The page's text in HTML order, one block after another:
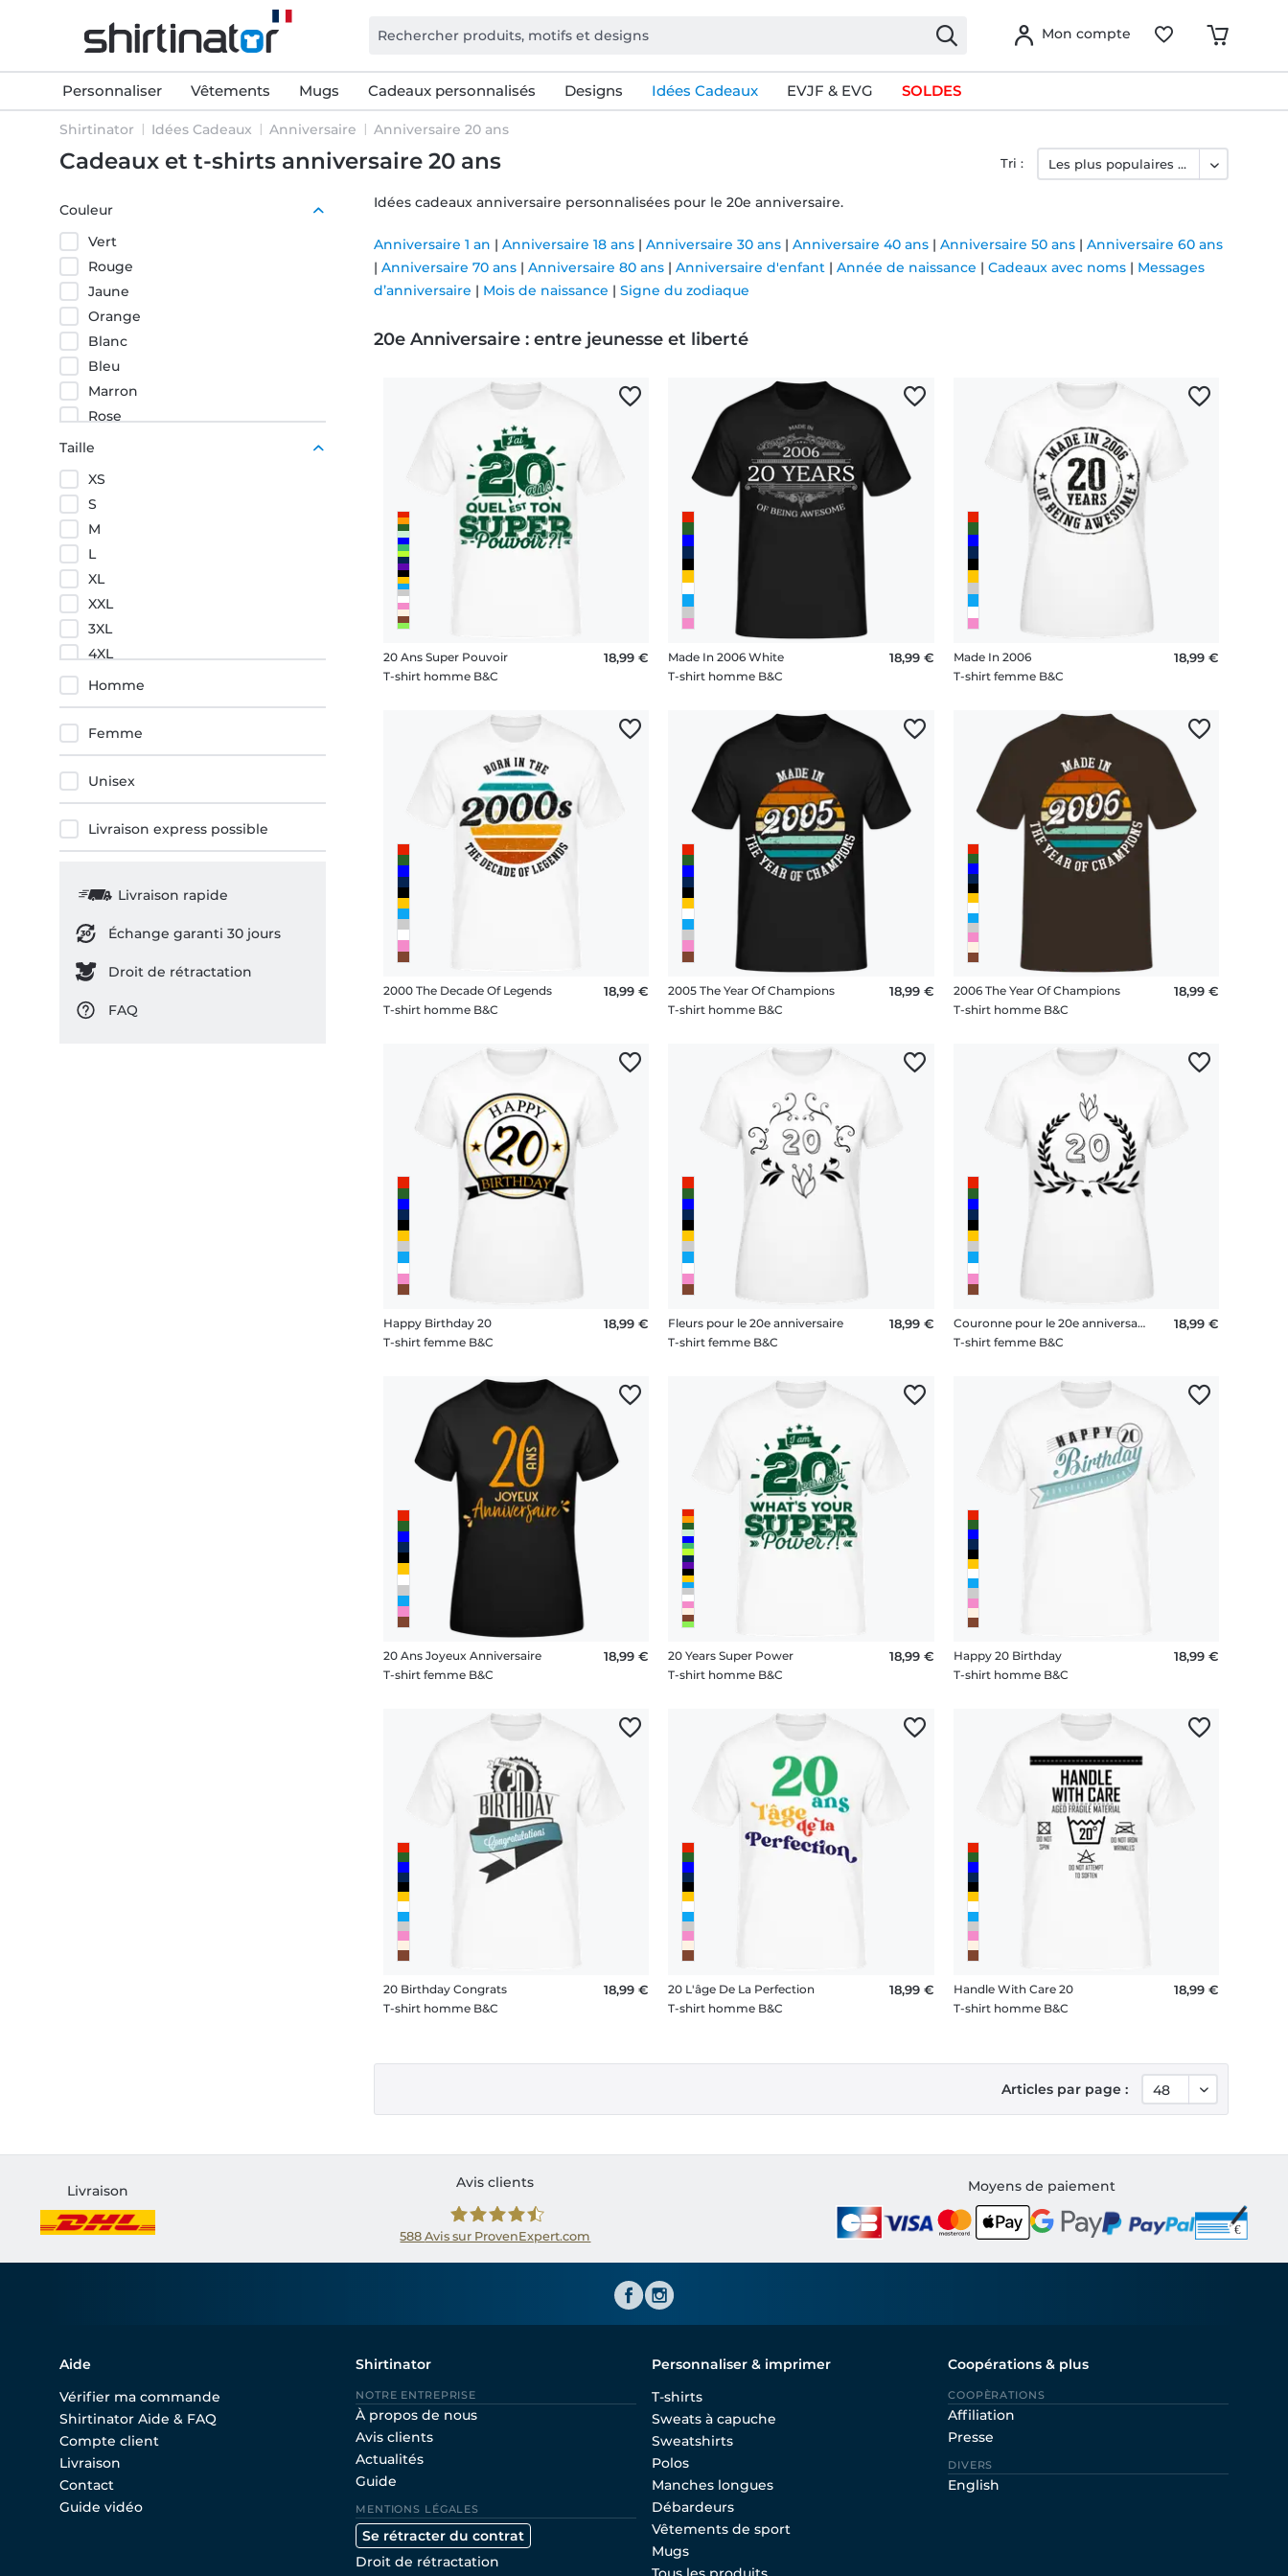
Mon compte
Personnaliser Vêtements Mugs Cadeaux personnalisés Designs Idées Cadeaux EVJF & EVG SOLDES
Shirtinator Idées Cadeaux Anniversaire Anniversaire 20 ans
Cadeaux et t-shirts anniversaire 20 ans
Couleur
Vert
Rouge
Jaune
Orange
Blanc
Bleu
Marron
Rose
Gris
Taille
XS
S
M
L
XL
XXL
3XL
4XL
5XL
Taille Unique
Homme
Femme
Unisex
Livraison express possible
Livraison rapide
Échange garanti 30 jours
Droit de rétractation
FAQ
Idées cadeaux anniversaire personnalisées pour le 20e anniversaire.
Anniversaire 1 an | Anniversaire 18 ans | Anniversaire 30 ans | Anniversaire 40 ans | Anniversaire 50 ans | Anniversaire 60 ans
| Anniversaire 70 ans | Anniversaire 80 ans | Anniversaire d'enfant | Année de naissance | Cadeaux avec noms | Messages
d’anniversaire | Mois de naissance | Signe du zodiaque
20e Anniversaire : entre jeunesse et liberté
20 ans sont là pour marquer ce passage symbolique avec humour, style et un brin d’irrévérence.
Un pied dans l’avenir, l’autre encore en fête
Que vous soyez plutôt “soirées étudiantes” ou “je commence à me coucher avant minuit”, vous trouverez ici des designs
qui parlent de vous. Messages fun, citations légères ou phrases pleines de second degré, ces t-shirts reflètent à merveille
l’esprit des vingt ans.
Le cadeau parfait pour fêter la vingtaine
Envie d’offrir un souvenir original pour ce cap si particulier ? Nos t-shirts sont parfaits pour les ami(e)s, les enfants, les
cousins, ou soi-même. Vous pouvez même ajouter un prénom, une date ou une touche personnalisée pour en faire un clin
Imprimés avec soin sur des textiles doux et durables, nos t-shirts allient qualité et légèreté. De quoi affronter cette
nouvelle décennie avec panache — et une bonne dose d’humour.
Tri :
20 Ans Super Pouvoir
T-shirt homme B&C
18,99 €
Made In 2006 White
T-shirt homme B&C
18,99 €
Made In 2006
T-shirt femme B&C
18,99 €
2000 The Decade Of Legends
T-shirt homme B&C
18,99 €
2005 The Year Of Champions
T-shirt homme B&C
18,99 €
2006 The Year Of Champions
T-shirt homme B&C
18,99 €
Happy Birthday 20
T-shirt femme B&C
18,99 €
Fleurs pour le 20e anniversaire
T-shirt femme B&C
18,99 €
Couronne pour le 20e anniversaire
T-shirt femme B&C
18,99 €
20 Ans Joyeux Anniversaire
T-shirt femme B&C
18,99 €
20 Years Super Power
T-shirt homme B&C
18,99 €
Happy 20 Birthday
T-shirt homme B&C
18,99 €
20 Birthday Congrats
T-shirt homme B&C
18,99 €
20 L'âge De La Perfection
T-shirt homme B&C
18,99 €
Handle With Care 20
T-shirt homme B&C
18,99 €
Articles par page :
Livraison
Avis clients
588Avis sur ProvenExpert.com
Moyens de paiement
Aide
Vérifier ma commande
Shirtinator Aide & FAQ
Compte client
Livraison
Contact
Guide vidéo
Shirtinator
NOTRE ENTREPRISE
À propos de nous
Avis clients
Actualités
Guide
MENTIONS LÉGALES
Se rétracter du contrat
Droit de rétractation
Personnaliser & imprimer
T-shirts
Sweats à capuche
Sweatshirts
Polos
Manches longues
Débardeurs
Vêtements de sport
Mugs
Coopérations & plus
COOPÈRATIONS
Affiliation
Presse
DIVERS
English